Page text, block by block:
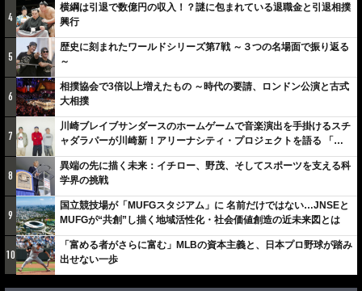
4
横綱は引退で数億円の収入！？謎に包まれている退職金と引退相撲
興行
5
歴史に刻まれたワールドシリーズ第7戦 ～３つの名場面で振り返る
～
6
相撲協会で3倍以上増えたもの ～時代の要請、ロンドン公演と古式
大相撲
7
川崎ブレイブサンダースのホームゲームで音楽演出を手掛けるスチ
ャダラパーが川崎新！アリーナシティ・プロジェクトを語る 「楽
しみでしかないでしょ。川崎は、ずっと成長曲線だから」
8
異端の先に描く未来：イチロー、野茂、そしてスポーツを支える科
学界の挑戦
9
国立競技場が「MUFGスタジアム」に 名前だけではない…JNSEと
MUFGが“共創”し描く地域活性化・社会価値創造の近未来図とは
10
「富める者がさらに富む」MLBの資本主義と、日本プロ野球が踏み
出せない一歩